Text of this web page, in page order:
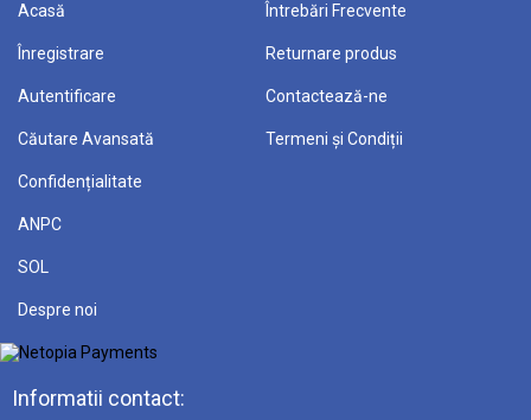
Acasă
Înregistrare
Autentificare
Căutare Avansată
Întrebări Frecvente
Returnare produs
Contactează-ne
Termeni și Condiții
Confidențialitate
ANPC
SOL
Despre noi
Informatii contact: